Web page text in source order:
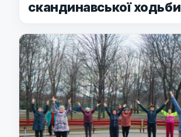
скандинавської ходьби